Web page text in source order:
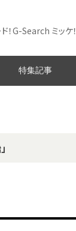
G-Search ミッケ！
特集記事